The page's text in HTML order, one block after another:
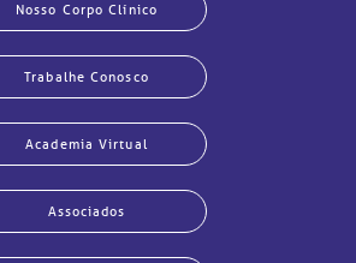
Nosso Corpo Clínico
Trabalhe Conosco
Academia Virtual
Associados